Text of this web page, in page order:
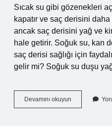
Sıcak su gibi gözenekleri
kapatır ve saç derisini
ancak saç derisini yağ ve
hale getirir. Soğuk su, kan
saç derisi sağlığı için
gelir mi? Soğuk su duşu
Devamını okuyun
Soğuk